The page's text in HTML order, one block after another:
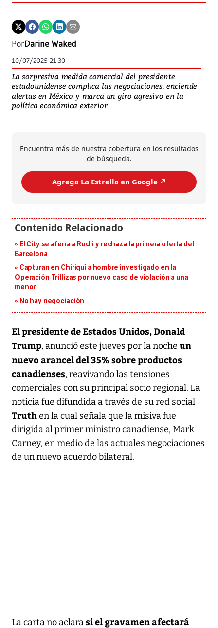
PorDarine Waked
10/07/2025 21:30
La sorpresiva medida comercial del presidente
estadounidense complica las negociaciones, enciende
alertas en México y marca un giro agresivo en la
política económica exterior
Encuentra más de nuestra cobertura en los resultados
de búsqueda.
Agrega La Estrella en Google ↗️
El City se aferra a Rodri y rechaza la primera oferta del
Barcelona
Capturan en Chiriquí a hombre investigado en la
Operación Trillizas por nuevo caso de violación a una
menor
No hay negociación
El presidente de Estados Unidos, Donald
Trump, anunció este jueves por la noche un
nuevo arancel del 35% sobre productos
canadienses, reavivando las tensiones
comerciales con su principal socio regional. La
noticia fue difundida a través de su red social
Truthen la cual señala que la misiva fue
dirigida al primer ministro canadiense, Mark
Carney, en medio de las actuales negociaciones
de un nuevo acuerdo bilateral.
La carta no aclarasi el gravamen afectará